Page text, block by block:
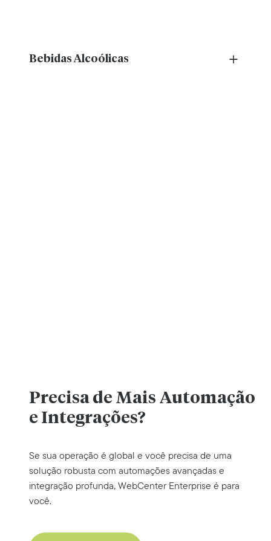
Bebidas Alcoólicas
Precisa de Mais Automação
e Integrações?
Se sua operação é global e você precisa de uma
solução robusta com automações avançadas e
integração profunda, WebCenter Enterprise é para
você.